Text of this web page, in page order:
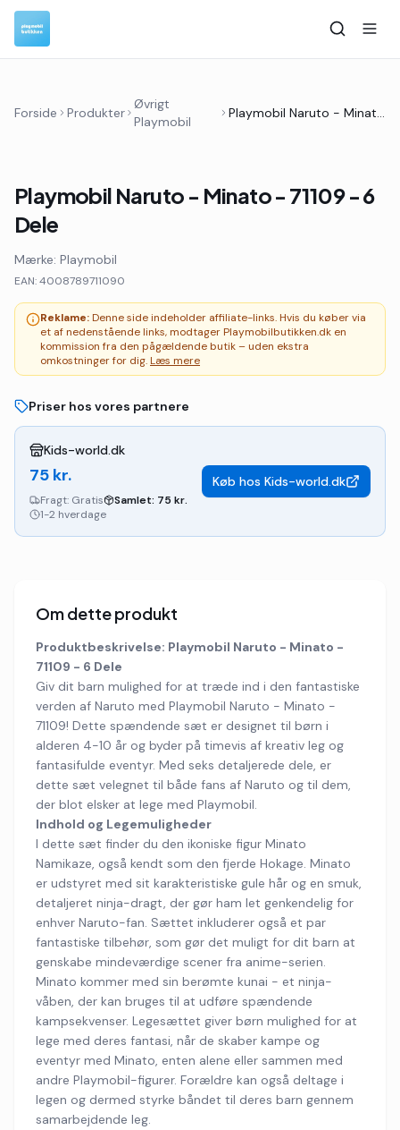
Forside Produkter
Øvrigt
Playmobil
Playmobil Naruto - Minato - 71109 - 6 Dele
Playmobil Naruto - Minato - 71109 - 6
Dele
Mærke: Playmobil
EAN:4008789711090
Reklame:Denne side indeholder affiliate-links. Hvis du køber via
et af nedenstående links, modtager Playmobilbutikken.dk en
kommission fra den pågældende butik – uden ekstra
omkostninger for dig.Læs mere
Priser hos vores partnere
Kids-world.dk
75 kr.
Fragt: Gratis Samlet: 75 kr.
1-2 hverdage
Køb hos Kids-world.dk
Om dette produkt
Produktbeskrivelse: Playmobil Naruto - Minato -
71109 - 6 Dele
Giv dit barn mulighed for at træde ind i den fantastiske
verden af Naruto med Playmobil Naruto - Minato -
71109! Dette spændende sæt er designet til børn i
alderen 4-10 år og byder på timevis af kreativ leg og
fantasifulde eventyr. Med seks detaljerede dele, er
dette sæt velegnet til både fans af Naruto og til dem,
der blot elsker at lege med Playmobil.
Indhold og Legemuligheder
I dette sæt finder du den ikoniske figur Minato
Namikaze, også kendt som den fjerde Hokage. Minato
er udstyret med sit karakteristiske gule hår og en smuk,
detaljeret ninja-dragt, der gør ham let genkendelig for
enhver Naruto-fan. Sættet inkluderer også et par
fantastiske tilbehør, som gør det muligt for dit barn at
genskabe mindeværdige scener fra anime-serien.
Minato kommer med sin berømte kunai - et ninja-
våben, der kan bruges til at udføre spændende
kampsekvenser. Legesættet giver børn mulighed for at
lege med deres fantasi, når de skaber kampe og
eventyr med Minato, enten alene eller sammen med
andre Playmobil-figurer. Forældre kan også deltage i
legen og dermed styrke båndet til deres barn gennem
samarbejdende leg.